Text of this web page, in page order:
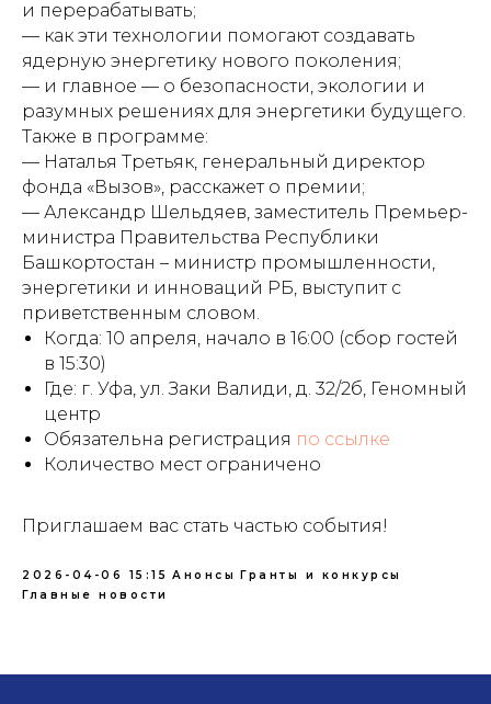
и перерабатывать;
— как эти технологии помогают создавать
ядерную энергетику нового поколения;
— и главное — о безопасности, экологии и
разумных решениях для энергетики будущего.
Также в программе:
— Наталья Третьяк, генеральный директор
фонда «Вызов», расскажет о премии;
— Александр Шельдяев, заместитель Премьер-
министра Правительства Республики
Башкортостан – министр промышленности,
энергетики и инноваций РБ, выступит с
приветственным словом.
Когда: 10 апреля, начало в 16:00 (сбор гостей
в 15:30)
Где: г. Уфа, ул. Заки Валиди, д. 32/2б, Геномный
центр
Обязательна регистрация по ссылке
Количество мест ограничено
Приглашаем вас стать частью события!
2026-04-06 15:15 Анонсы Гранты и конкурсы
Главные новости